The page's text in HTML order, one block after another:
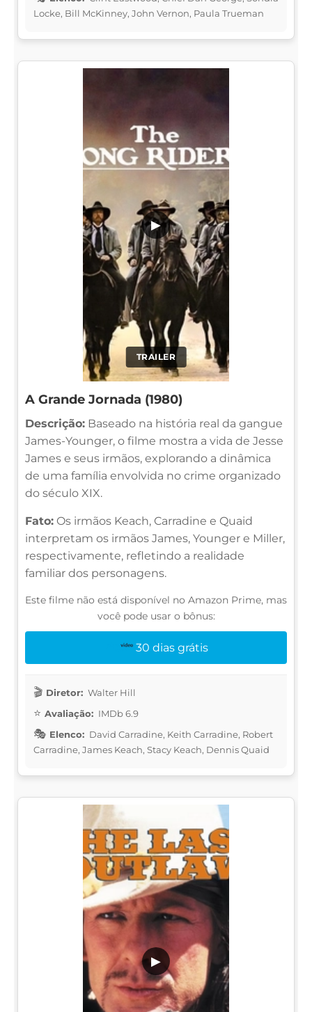
Locke, Bill McKinney, John Vernon, Paula Trueman
TRAILER
▶
A Grande Jornada (1980)
Descrição: Baseado na história real da gangue
James-Younger, o filme mostra a vida de Jesse
James e seus irmãos, explorando a dinâmica
de uma família envolvida no crime organizado
do século XIX.
Fato: Os irmãos Keach, Carradine e Quaid
interpretam os irmãos James, Younger e Miller,
respectivamente, refletindo a realidade
familiar dos personagens.
Este filme não está disponível no Amazon Prime, mas
você pode usar o bônus:
30 dias grátis
Diretor: Walter Hill
Avaliação: IMDb 6.9
Elenco: David Carradine, Keith Carradine, Robert
Carradine, James Keach, Stacy Keach, Dennis Quaid
▶